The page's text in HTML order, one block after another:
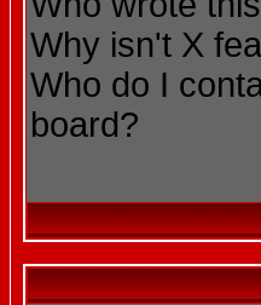
Why isn't X
Who do I
board?